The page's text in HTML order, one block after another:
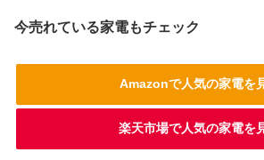
今売れている家電もチェック
Amazonで人気の家電を
楽天市場で人気の家電を